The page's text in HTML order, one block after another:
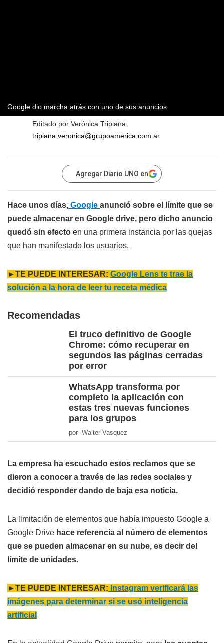
Google dio marcha atrás con uno de sus anuncios
Editado por Verónica Tripiana
tripiana.veronica@grupoamerica.com.ar
Agregar Diario UNO en
Hace unos días, Google anunció sobre el límite que se
puede almacenar en Google drive, pero dicho anuncio
quedó sin efecto en una primera instancia por las quejas
que han manifestado los usuarios.
►TE PUEDE INTERESAR: Google Lens te trae la
solución a la hora de leer tu receta médica
Recomendadas
El truco definitivo de Google
Chrome: cómo recuperar en
segundos las páginas cerradas
por error
WhatsApp transforma por
completo la aplicación con
estas tres nuevas funciones
para los grupos
por Walter Vasquez
La empresa ha escuchado estos reclamos que se
dieron a conocer a través de las redes sociales y
decidió responder dando de baja esa noticia.
La limitación de elementos que había impuesto Google a
Google Drive hace referencia al número de elementos
que se pueden almacenar en su nube, es decir del
límite de unidades.
►TE PUEDE INTERESAR: Instagram verificará las
imágenes para determinar si se usó inteligencia
artificial